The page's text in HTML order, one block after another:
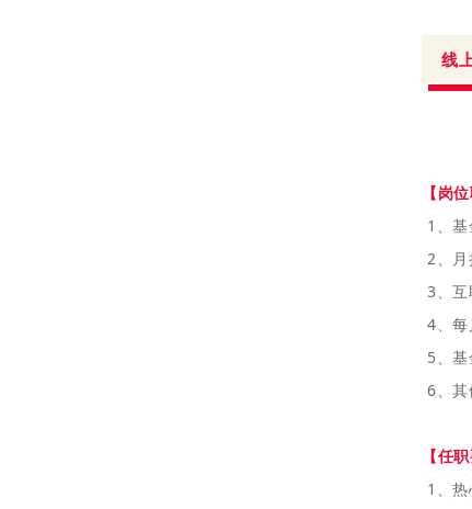
线
【岗
1、
2、月
3、互
4、每
5、基
6、其
【任
1、